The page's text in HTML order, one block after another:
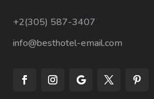
+2(305) 587-3407
info@besthotel-email.com